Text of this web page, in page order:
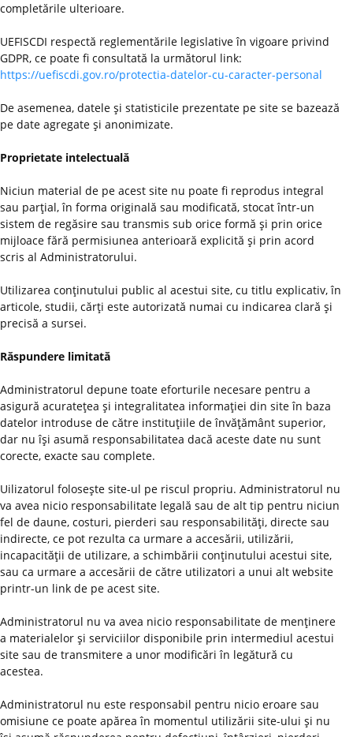
completările ulterioare.
UEFISCDI respectă reglementările legislative în vigoare privind
GDPR, ce poate fi consultată la următorul link:
https://uefiscdi.gov.ro/protectia-datelor-cu-caracter-personal
De asemenea, datele şi statisticile prezentate pe site se bazează
pe date agregate şi anonimizate.
Proprietate intelectuală
Niciun material de pe acest site nu poate fi reprodus integral
sau parţial, în forma originală sau modificată, stocat într-un
sistem de regăsire sau transmis sub orice formă şi prin orice
mijloace fără permisiunea anterioară explicită şi prin acord
scris al Administratorului.
Utilizarea conţinutului public al acestui site, cu titlu explicativ, în
articole, studii, cărţi este autorizată numai cu indicarea clară şi
precisă a sursei.
Răspundere limitată
Administratorul depune toate eforturile necesare pentru a
asigură acurateţea şi integralitatea informaţiei din site în baza
datelor introduse de către instituţiile de învăţământ superior,
dar nu îşi asumă responsabilitatea dacă aceste date nu sunt
corecte, exacte sau complete.
Uilizatorul foloseşte site-ul pe riscul propriu. Administratorul nu
va avea nicio responsabilitate legală sau de alt tip pentru niciun
fel de daune, costuri, pierderi sau responsabilităţi, directe sau
indirecte, ce pot rezulta ca urmare a accesării, utilizării,
incapacităţii de utilizare, a schimbării conţinutului acestui site,
sau ca urmare a accesării de către utilizatori a unui alt website
printr-un link de pe acest site.
Administratorul nu va avea nicio responsabilitate de menţinere
a materialelor şi serviciilor disponibile prin intermediul acestui
site sau de transmitere a unor modificări în legătură cu
acestea.
Administratorul nu este responsabil pentru nicio eroare sau
omisiune ce poate apărea în momentul utilizării site-ului şi nu